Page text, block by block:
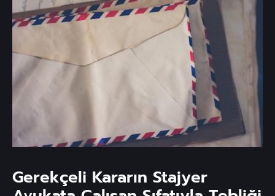
Gerekçeli Kararın Stajyer